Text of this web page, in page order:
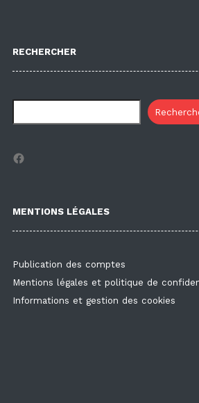
RECHERCHER
Facebook
MENTIONS LÉGALES
Publication des comptes
Mentions légales et politique de
Informations et gestion des cookies